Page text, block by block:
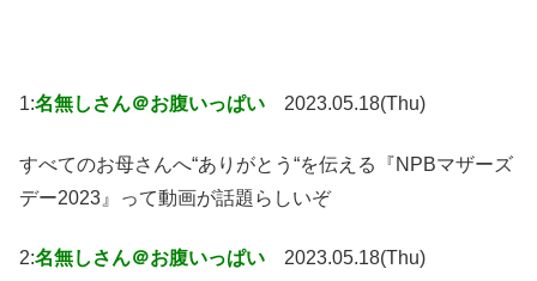
1:名無しさん＠お腹いっぱい 2023.05.18(Thu)
すべてのお母さんへ“ありがとう“を伝える『NPBマザーズ
デー2023』って動画が話題らしいぞ
2:名無しさん＠お腹いっぱい 2023.05.18(Thu)